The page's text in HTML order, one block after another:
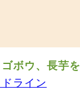
ボウ、長芋
ライン